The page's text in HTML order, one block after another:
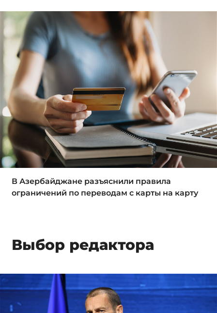
В Азербайджане разъяснили правила
ограничений по переводам с карты на карту
Выбор редактора